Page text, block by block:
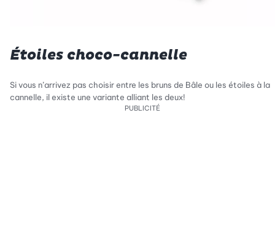
Étoiles choco-cannelle
Si vous n’arrivez pas choisir entre les bruns de Bâle ou les étoiles à la
cannelle, il existe une variante alliant les deux!
PUBLICITÉ